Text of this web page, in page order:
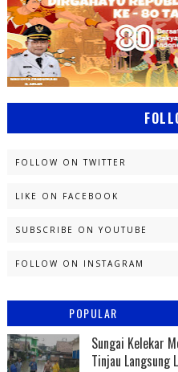
FOLLOW ON TWITTER
LIKE ON FACEBOOK
SUBSCRIBE ON YOUTUBE
FOLLOW ON INSTAGRAM
POPULAR
Sungai Kelekar
Tinjau Langsung